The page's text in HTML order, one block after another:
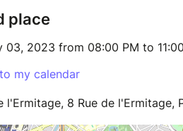
place
03, 2023 from 08:00 PM to
my calendar
l'Ermitage, 8 Rue de l'Ermitage,